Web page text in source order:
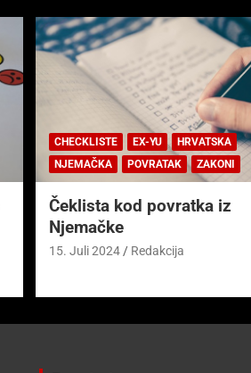
CHECKLISTE EX-YU
HRVATSKA
NJEMAČKA
POVRATAK ZAKONI
Čeklista kod povratka iz
Njemačke
15. Juli 2024 Redakcija